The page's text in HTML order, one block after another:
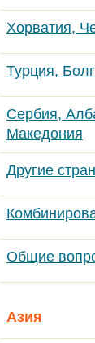
Хорватия,
Турция,
Сербия,
Македония
Другие
Общие
Азия